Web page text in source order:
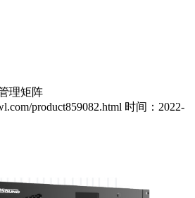
理矩阵
product859082.html 时间：2022-